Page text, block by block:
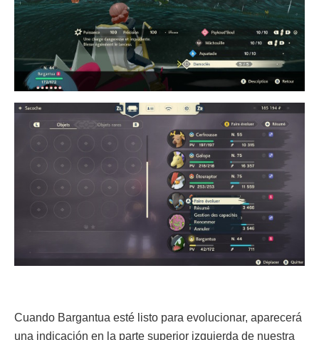
Cuando Bargantua esté listo para evolucionar, aparecerá
una indicación en la parte superior izquierda de nuestra